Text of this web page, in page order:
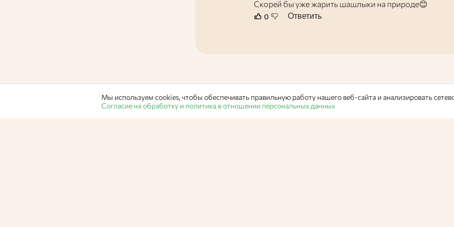
Скорей бы уже жарить шашлыки на природе😊
0 Ответить
Статьи / Новости
Мы используем cookies, чтобы обеспечивать правильную работу нашего веб-сайта и анализировать
Согласие на обработку и политика в отношении персональных данных